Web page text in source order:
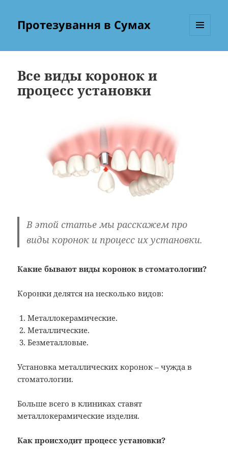
Протезування в Сумах
Все виды коронок и
процесс установки
В этой статье мы расскажем про
виды коронок и процесс их установки.
Какие бывают виды коронок в стоматологии?
Коронки делятся на несколько видов:
Металлокерамические.
Металлические.
Безметалловые.
Установка металлических коронок – чужда в
стоматологии.
Больше всего в клиниках ставят
металлокерамические изделия.
Как происходит процесс установки?